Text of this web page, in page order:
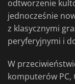
odtworzenie
jednocześnie
z klasycznymi
peryferyjnymi i
W
komputerów